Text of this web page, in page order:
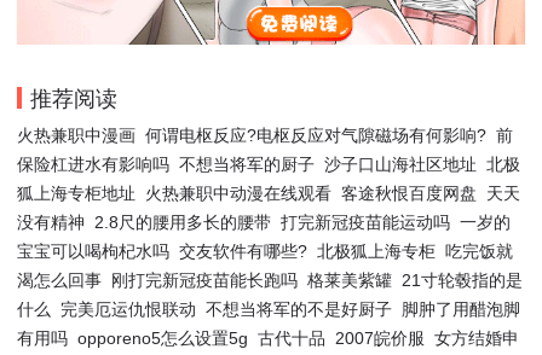
推荐阅读
火热兼职中漫画 何谓电枢反应?电枢反应对气隙磁场有何影响? 前
保险杠进水有影响吗 不想当将军的厨子 沙子口山海社区地址 北极
狐上海专柜地址
火热兼职中动漫在线观看 客途秋恨百度网盘
天天
没有精神
2.8尺的腰用多长的腰带 打完新冠疫苗能运动吗 一岁的
宝宝可以喝枸杞水吗 交友软件有哪些? 北极狐上海专柜 吃完饭就
渴怎么回事 刚打完新冠疫苗能长跑吗 格莱美紫罐 21寸轮毂指的是
什么
完美厄运仇恨联动 不想当将军的不是好厨子 脚肿了用醋泡脚
有用吗 opporeno5怎么设置5g 古代十品 2007皖价服 女方结婚申